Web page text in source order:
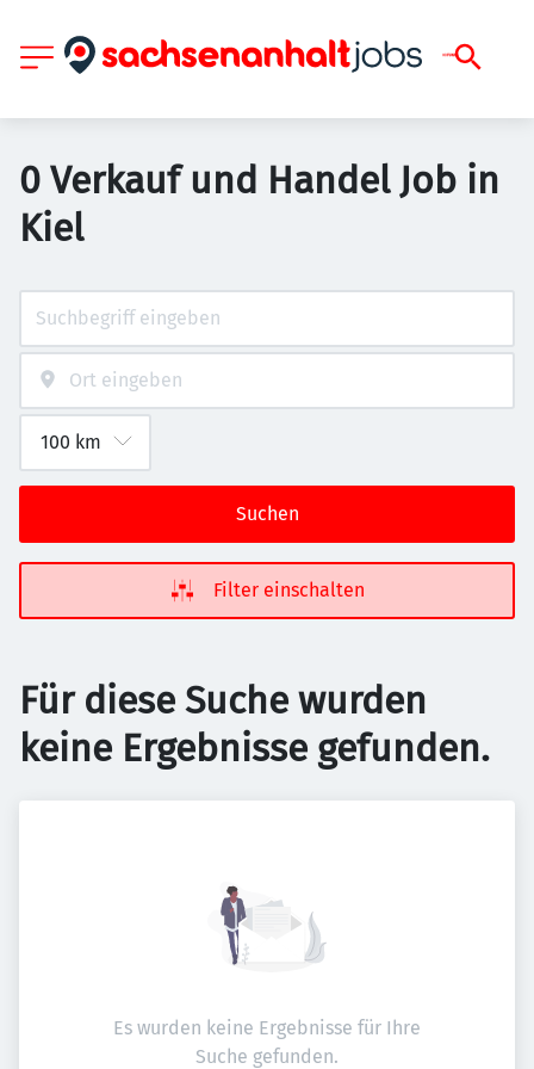
0 Verkauf und Handel Job in
Kiel
Suchen
Filter einschalten
Für diese Suche wurden
keine Ergebnisse gefunden.
Es wurden keine Ergebnisse für Ihre
Suche gefunden.